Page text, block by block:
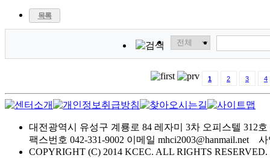
목록
1 2 3 4
대전광역시 유성구 계룡로 84 레자미 3차 오피스텔
팩스번호 042-331-9002 이메일 mhci2003@hanmail.net
COPYRIGHT (C) 2014 KCEC. ALL RIGHTS RESERVED.